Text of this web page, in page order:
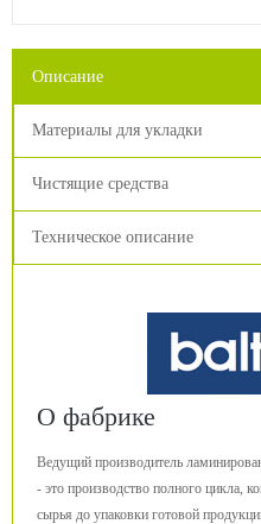
Описание
Материалы для укладки
Чистящие средства
Техническое описание
О фабрике
Ведущий производитель
- это производство полного цикла,
сырья до упаковки готовой